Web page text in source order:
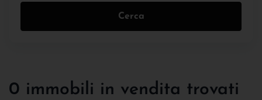
Cerca
0 immobili in vendita trovati